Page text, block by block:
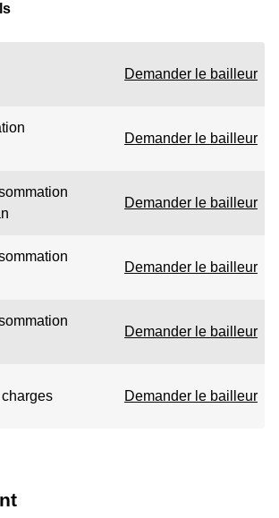
Demander le bailleur
Demander le bailleur
Demander le bailleur
Demander le bailleur
Demander le bailleur
Demander le bailleur